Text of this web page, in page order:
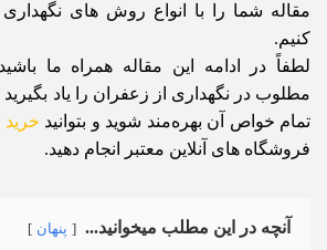
مقاله شما را با انواع روش های
کنیم.
لطفاً در ادامه این مقاله همراه ما
مطلوب در نگهداری از زعفران را یاد بگیرید
تمام خواص آن بهره‌مند شوید و بتوانید
فروشگاه های آنلاین معتبر انجام دهید.
آنچه در این مطلب میخوانید... پنهان